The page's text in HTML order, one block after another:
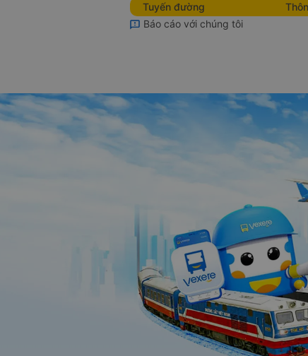
Tuyến đường
Báo cáo với chúng tôi